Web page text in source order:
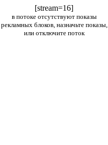
[stream=16]
в потоке отсутствуют показы
рекламных блоков, назначьте показы,
или отключите поток